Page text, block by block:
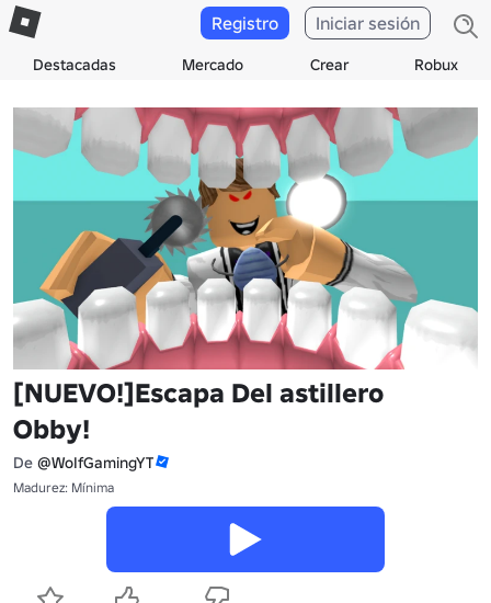
Destacadas Mercado Crear Robux
Registro Iniciar sesión
[NUEVO!]Escapa Del astillero
Obby!
De @WoIfGamingYT
Madurez: Mínima